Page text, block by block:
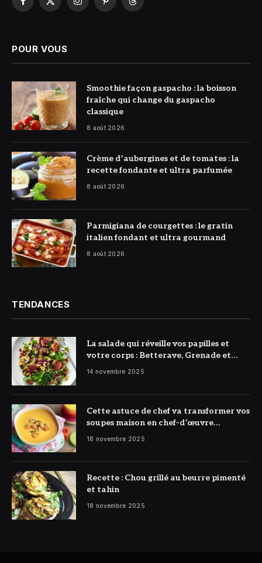
Facebook
X
InstagramPinterestThreads
POUR VOUS
© DR
Smoothie façon gaspacho : la boisson
fraîche qui change du gaspacho
classique
8 août 2026
© DR
Crème d’aubergines et de tomates : la
recette fondante et ultra parfumée
8 août 2026
© DR
Parmigiana de courgettes : le gratin
italien fondant et ultra gourmand
8 août 2026
TENDANCES
La salade qui réveille vos papilles et
votre corps : Betterave, Grenade et
Citron à l’honneur
14 novembre 2025
Cette astuce de chef va transformer vos
soupes maison en chef-d’œuvre
réconfortant
18 novembre 2025
Recette : Chou grillé au beurre pimenté
et tahin
18 novembre 2025